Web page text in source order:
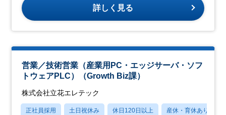
詳しく見る
営業／技術営業（産業用PC・エッジサーバ・ソフ
トウェアPLC）（Growth Biz課）
株式会社立花エレテック
正社員採用 土日祝休み 休日120日以上 産休・育休あり